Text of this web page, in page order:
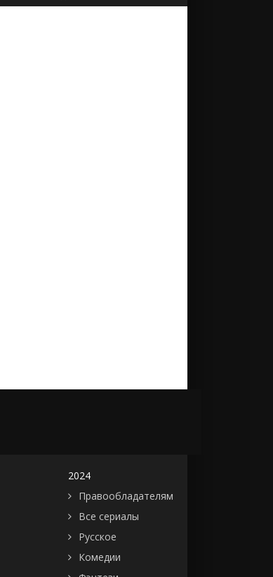
2024
Правообладателям
Все сериалы
Русское
Комедии